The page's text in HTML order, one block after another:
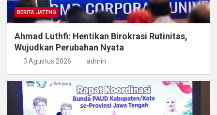
BERITA JATENG
Ahmad Luthfi: Hentikan Birokrasi Rutinitas,
Wujudkan Perubahan Nyata
3 Agustus 2026 admin